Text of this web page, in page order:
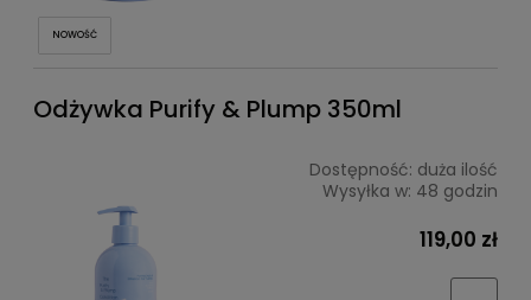
NOWOŚĆ
Odżywka Purify & Plump 350ml
Dostępność: duża ilość
Wysyłka w: 48 godzin
119,00 zł